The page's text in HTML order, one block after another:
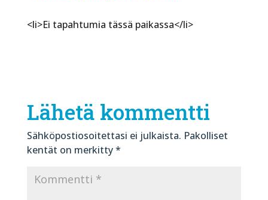
<li>Ei tapahtumia tässä paikassa</li>
Lähetä kommentti
Sähköpostiosoitettasi ei julkaista. Pakolliset
kentät on merkitty*